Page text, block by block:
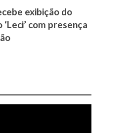
exibição do
com presença